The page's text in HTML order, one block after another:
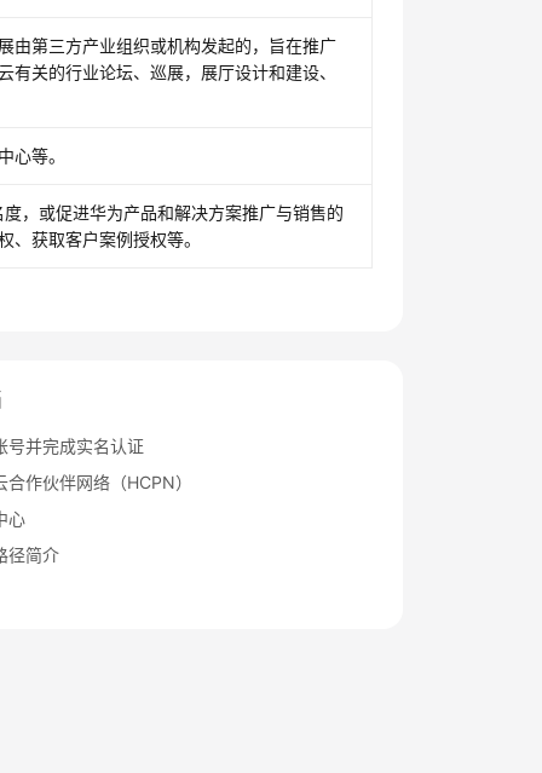
由第三方产业组织或机构发起的，旨在推广
关的行业论坛、巡展，展厅设计和建设、
心等。
，或促进华为产品和解决方案推广与销售的
、获取客户案例授权等。
号并完成实名认证
作伙伴网络（HCPN）
心
径简介